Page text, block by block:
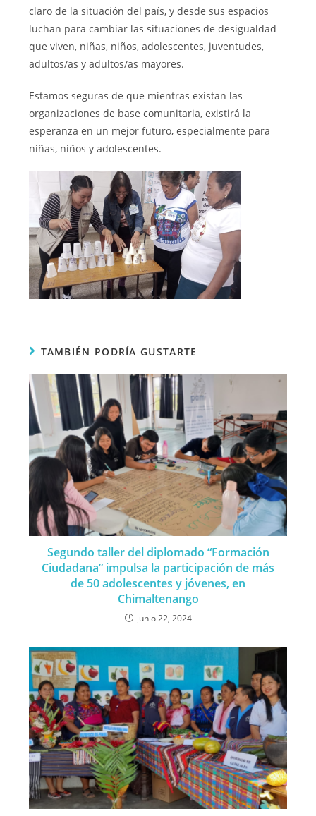
claro de la situación del país, y desde sus espacios
luchan para cambiar las situaciones de desigualdad
que viven, niñas, niños, adolescentes, juventudes,
adultos/as y adultos/as mayores.
Estamos seguras de que mientras existan las
organizaciones de base comunitaria, existirá la
esperanza en un mejor futuro, especialmente para
niñas, niños y adolescentes.
TAMBIÉN PODRÍA GUSTARTE
Segundo taller del diplomado “Formación
Ciudadana” impulsa la participación de más
de 50 adolescentes y jóvenes, en
Chimaltenango
junio 22, 2024